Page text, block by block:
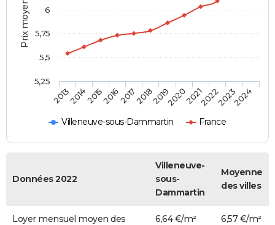
Villeneuve-sous-Dammartin France
201320142015201620172018201920202021202220232024
5,25
5,5
5,75
6
Données 2022
Villeneuve-
sous-
Dammartin
Moyenne
des villes
Loyer mensuel moyen des
6,64 €/m² 6,57 €/m²